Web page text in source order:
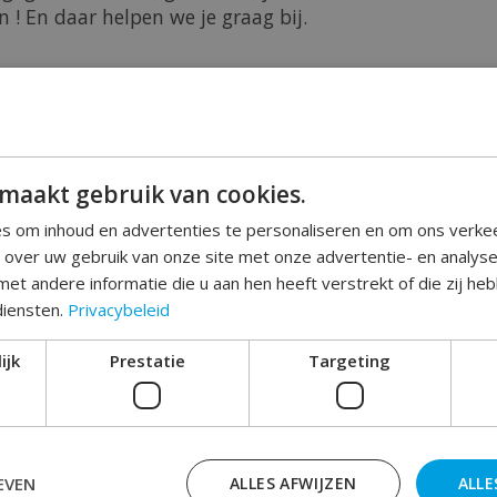
! En daar helpen we je graag bij.
streeft ernaar om bij het verzenden daar waar het
dozen of verpakkingen uit een restpartij.
zijn of de doos een ander formaat heeft dan
niet altijd.
sparen we het milieu en dragen we ons steentje
wereld.
voorziet in honderden feestartikelen en
accessoires, versiering en volledige feestpakketten
voor uw feest.
gebruik van cookies.
om inhoud en advertenties te personaliseren en om ons
uw gebruik van onze site met onze advertentie- en
andere informatie die u aan hen heeft verstrekt of die zij
Privacybeleid
Prestatie Targeting
ALLES AFWIJZEN